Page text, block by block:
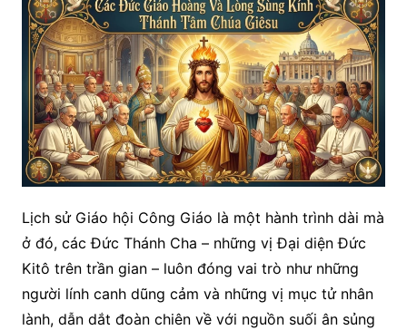
Lịch sử Giáo hội Công Giáo là một hành trình dài mà
ở đó, các Đức Thánh Cha – những vị Đại diện Đức
Kitô trên trần gian – luôn đóng vai trò như những
người lính canh dũng cảm và những vị mục tử nhân
lành, dẫn dắt đoàn chiên về với nguồn suối ân sủng